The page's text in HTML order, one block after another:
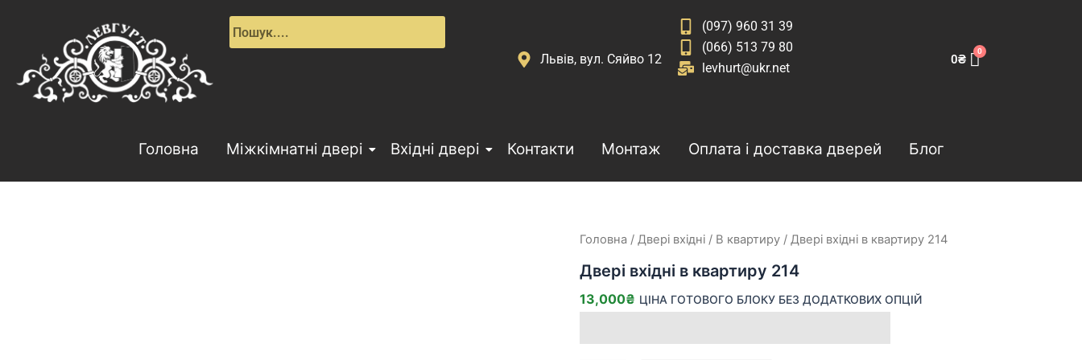
Львів, вул. Сяйво 12
(097) 960 31 39
(066) 513 79 80
levhurt@ukr.net
0₴
Головна Міжкімнатні двері Вхідні двері Контакти Монтаж Оплата і доставка дверей Блог
Головна / Двері вхідні / В квартиру / Двері вхідні в квартиру 214
Двері вхідні в квартиру 214
13,000₴ ЦІНА ГОТОВОГО БЛОКУ БЕЗ ДОДАТКОВИХ ОПЦІЙ
Двері
в
214